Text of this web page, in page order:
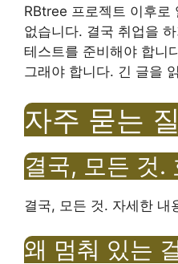
RBtree 프로젝트 이후로
없습니다. 결국 취업을
테스트를 준비해야 합니
그래야 합니다. 긴 글을
자주 묻는
결국, 모든 것.
결국, 모든 것. 자세한 내
왜 멈춰 있는